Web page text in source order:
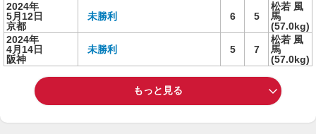
2024年
5月12日
京都
未勝利 6 5
松若 風
馬
(57.0kg)
2024年
4月14日
阪神
未勝利 5 7
松若 風
馬
(57.0kg)
もっと見る